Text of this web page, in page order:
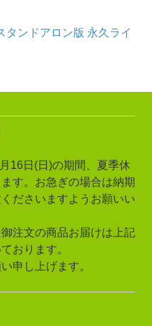
ンドアロン版 永久ライ
16日(日)の期間、夏季休
す。お急ぎの場合は納期
ださいますようお願いい
注文の商品お届けは上記
おります。
申し上げます。